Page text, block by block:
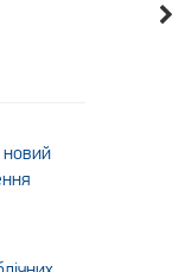
новий